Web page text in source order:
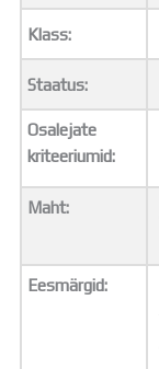
Klass:
Staatus:
Osalejate
kriteeriumid:
Maht:
Eesmärgid: